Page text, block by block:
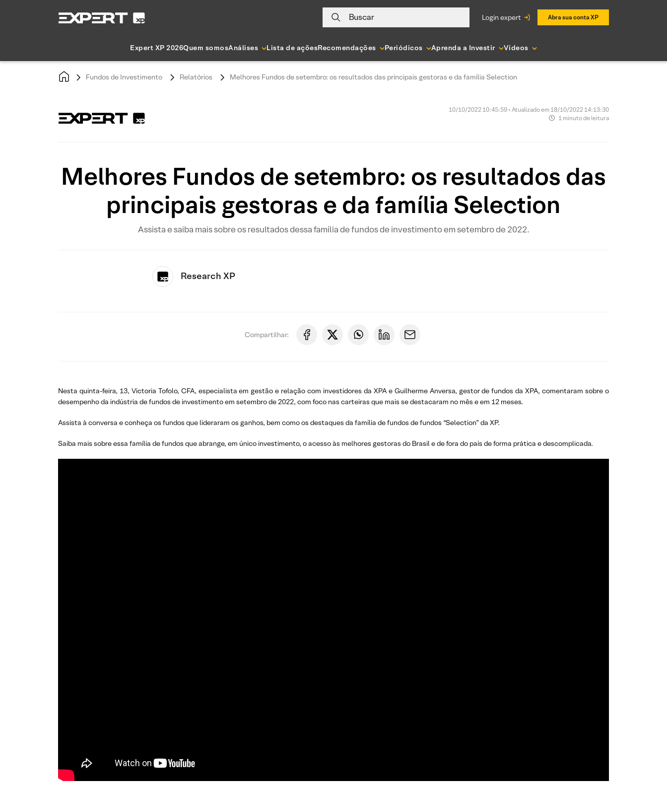
Buscar login expert Abra sua conta XP
Expert XP 2026Quem somosAnálises Lista de açõesRecomendações Periódicos Aprenda a Investir Vídeos
Fundos de Investimento Relatórios Melhores Fundos de setembro: os resultados das principais gestoras e da família Selection
10/10/2022 10:45:59 • Atualizado em 18/10/2022 14:13:30
1 minuto de leitura
Melhores Fundos de setembro: os resultados das
principais gestoras e da família Selection
Assista e saiba mais sobre os resultados dessa família de fundos de investimento em setembro de 2022.
Research XP
Compartilhar:
Nesta quinta-feira, 13, Victoria Tofolo, CFA, especialista em gestão e relação com investidores da XPA e Guilherme Anversa, gestor de fundos da XPA, comentaram sobre o
desempenho da indústria de fundos de investimento em setembro de 2022, com foco nas carteiras que mais se destacaram no mês e em 12 meses.
Assista à conversa e conheça os fundos que lideraram os ganhos, bem como os destaques da família de fundos de fundos “Selection” da XP.
Saiba mais sobre essa família de fundos que abrange, em único investimento, o acesso às melhores gestoras do Brasil e de fora do país de forma prática e descomplicada.